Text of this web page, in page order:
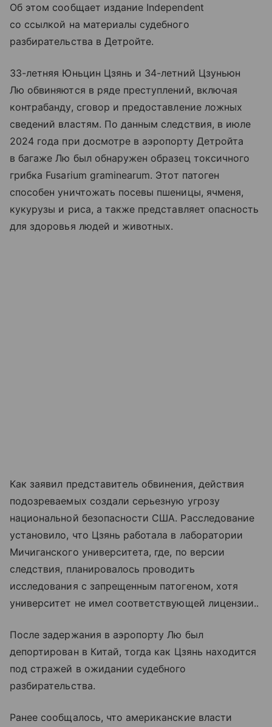
Об этом сообщает издание Independent
со ссылкой на материалы судебного
разбирательства в Детройте.
33-летняя Юньцин Цзянь и 34-летний Цзуньюн
Лю обвиняются в ряде преступлений, включая
контрабанду, сговор и предоставление ложных
сведений властям. По данным следствия, в июле
2024 года при досмотре в аэропорту Детройта
в багаже Лю был обнаружен образец токсичного
грибка Fusarium graminearum. Этот патоген
способен уничтожать посевы пшеницы, ячменя,
кукурузы и риса, а также представляет опасность
для здоровья людей и животных.
Как заявил представитель обвинения, действия
подозреваемых создали серьезную угрозу
национальной безопасности США. Расследование
установило, что Цзянь работала в лаборатории
Мичиганского университета, где, по версии
следствия, планировалось проводить
исследования с запрещенным патогеном, хотя
университет не имел соответствующей лицензии..
После задержания в аэропорту Лю был
депортирован в Китай, тогда как Цзянь находится
под стражей в ожидании судебного
разбирательства.
Ранее сообщалось, что американские власти